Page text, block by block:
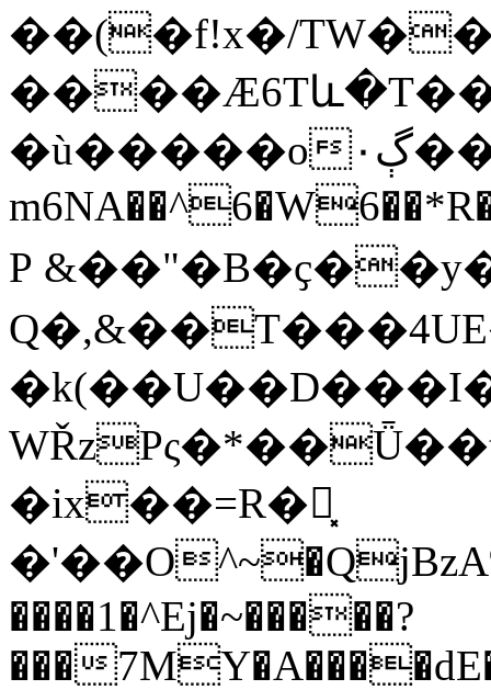
��(�f!x�/
�ù�����o۰ڳ���>�yLU��t�
P
�ix��=R�霪͓
����1�^Ej�~�����?
���